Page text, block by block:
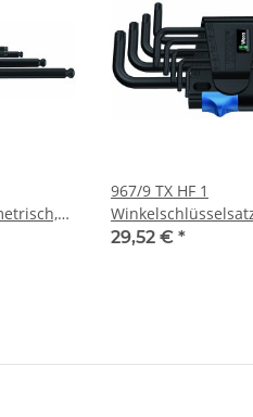
967/9 TX HF 1
Haltefunktion,
29,52 € *